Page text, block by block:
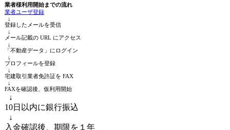
業者様利用開始までの流れ
業者ユーザ登録
↓
登録したメールを受信
↓
メール記載の URL にアクセス
↓
「不動産データ」にログイン
↓
プロフィールを登録
↓
宅建取引業者免許証を FAX
↓
FAXを確認後、仮利用開始
↓
10日以内に銀行振込
↓
入金確認後、期限を１年